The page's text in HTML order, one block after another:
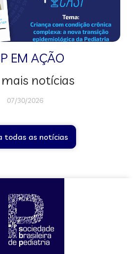
EM AÇÃO
mais notícias
07/30/2026
todas as notícias